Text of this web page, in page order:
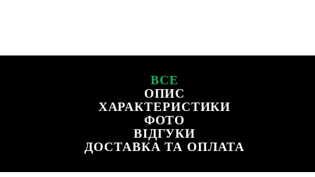
ВСЕ
ОПИС
ХАРАКТЕРИСТИКИ
ФОТО
ВІДГУКИ
ДОСТАВКА ТА ОПЛАТА